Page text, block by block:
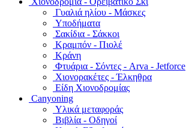
Γυαλιά ηλίου - Μάσκες
Υποδήματα
Σακίδια - Σάκκοι
Κραμπόν - Πιολέ
Κράνη
Φτυάρια - Σόντες - Arva - Jetforce
Χιονορακέτες - Έλκηθρα
Είδη Χιονοδρομίας
Canyoning
Υλικά μεταφοράς
Βιβλία - Οδηγοί